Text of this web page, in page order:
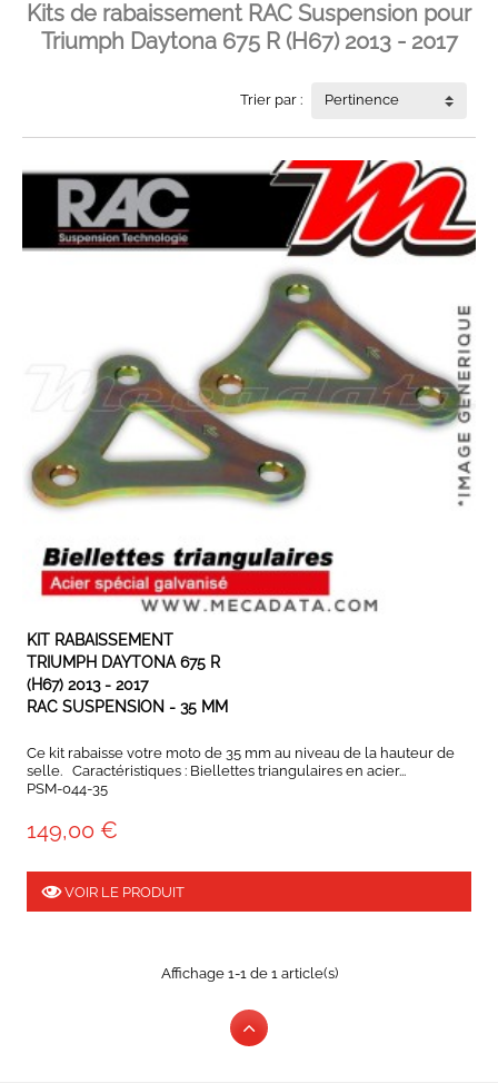
Kits de rabaissement RAC Suspension pour
Triumph Daytona 675 R (H67) 2013 - 2017
Trier par : Pertinence
EXPÉDIÉ SOUS 3 À 5 JOURS OUVRÉS
KIT RABAISSEMENT
TRIUMPH DAYTONA 675 R
(H67) 2013 - 2017
RAC SUSPENSION - 35 MM
Ce kit rabaisse votre moto de 35 mm au niveau de la hauteur de
selle. Caractéristiques : Biellettes triangulaires en acier...
PSM-044-35
149,00 €
VOIR LE PRODUIT
Affichage 1-1 de 1 article(s)